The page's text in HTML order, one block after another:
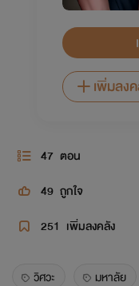
เพิ่มลง
47 ตอน
49 ถูกใจ
251 เพิ่มลงคลัง
วิศวะ มหาลัย